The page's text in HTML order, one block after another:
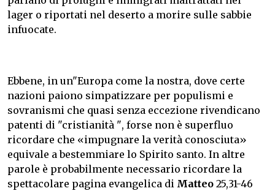
lager o riportati nel deserto a morire sulle sabbie
infuocate.
Ebbene, in un"Europa come la nostra, dove certe
nazioni paiono simpatizzare per populismi e
sovranismi che quasi senza eccezione rivendicano
patenti di "cristianità ", forse non è superfluo
ricordare che «impugnare la verità conosciuta»
equivale a bestemmiare lo Spirito santo. In altre
parole è probabilmente necessario ricordare la
spettacolare pagina evangelica di Matteo 25,31-46